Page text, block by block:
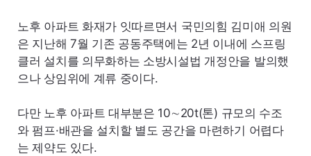
노후 아파트 화재가 잇따르면서 국민의힘 김미애 의원
은 지난해 7월 기존 공동주택에는 2년 이내에 스프링
클러 설치를 의무화하는 소방시설법 개정안을 발의했
으나 상임위에 계류 중이다.
다만 노후 아파트 대부분은 10∼20t(톤) 규모의 수조
와 펌프·배관을 설치할 별도 공간을 마련하기 어렵다
는 제약도 있다.